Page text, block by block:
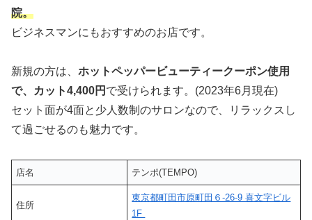
院。
ビジネスマンにもおすすめのお店です。
新規の方は、 ホットペッパービューティークーポン使用
で、カット4,400円 で受けられます。(2023年6月現在)
セット面が4面と少人数制のサロンなので、リラックスし
て過ごせるのも魅力です。
店名 テンポ(TEMPO)
住所
東京都町田市原町田６-26-9 喜文字ビル
1F